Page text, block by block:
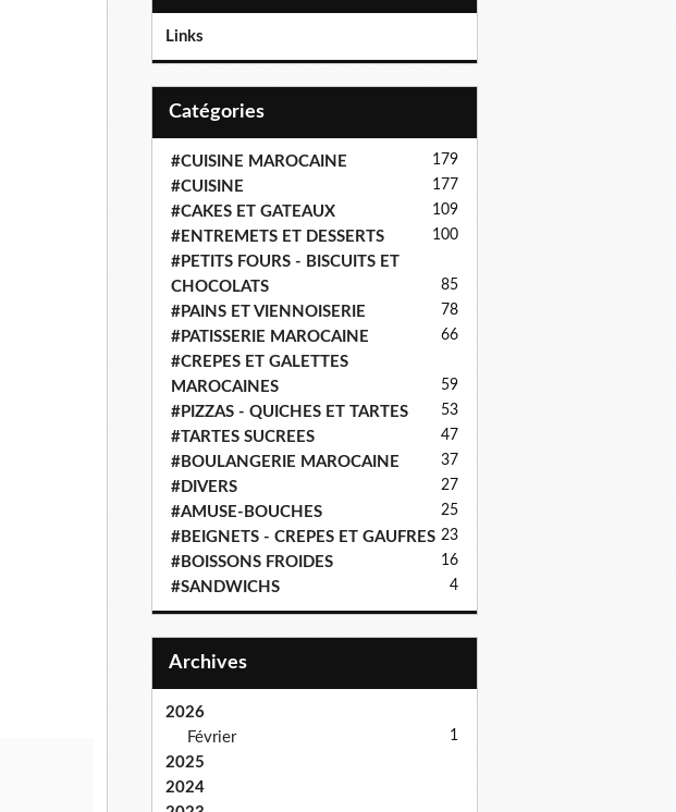
Links
Catégories
#CUISINE MAROCAINE 179
#CUISINE 177
#CAKES ET GATEAUX 109
#ENTREMETS ET DESSERTS 100
#PETITS FOURS - BISCUITS ET
CHOCOLATS
85
#PAINS ET VIENNOISERIE 78
#PATISSERIE MAROCAINE 66
#CREPES ET GALETTES
MAROCAINES
59
#PIZZAS - QUICHES ET TARTES 53
#TARTES SUCREES 47
#BOULANGERIE MAROCAINE 37
#DIVERS 27
#AMUSE-BOUCHES 25
#BEIGNETS - CREPES ET GAUFRES 23
#BOISSONS FROIDES 16
#SANDWICHS 4
Archives
2026
Février
1
2025
2024